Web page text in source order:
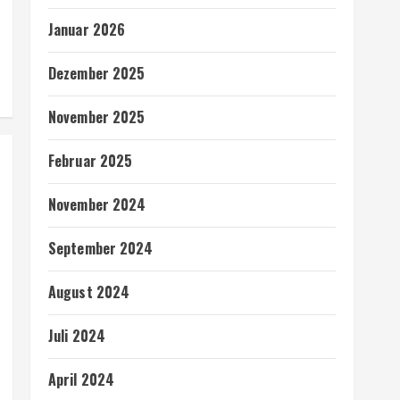
Januar 2026
Dezember 2025
November 2025
Februar 2025
November 2024
September 2024
August 2024
Juli 2024
April 2024